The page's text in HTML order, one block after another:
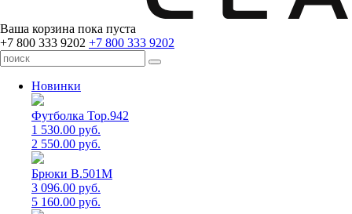
Ваша корзина пока пуста
+7 800 333 9202 +7 800 333 9202
Новинки
Футболка Top.942
1 530.00 руб.
2 550.00 руб.
Брюки B.501M
3 096.00 руб.
5 160.00 руб.